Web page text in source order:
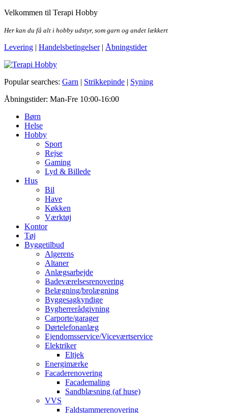
Skip
the
Velkommen til Terapi Hobby
Her kan du få alt i hobby udstyr, som garn og andet lækkert
Levering | Handelsbetingelser| Åbningstider
Terapi Hobby
Popular searches: Garn | Strikkepinde | Syning
Åbningstider: Man-Fre 10:00-16:00
Børn
Helse
Hobby
Sport
Rejse
Gaming
Lyd & Billede
Hus
Bil
Have
Køkken
Værktøj
Kontor
Tøj
Byggetilbud
Algerens
Altaner
Anlægsarbejde
Badeværelsesrenovering
Belægning/brolægning
Byggesagkyndige
Bygherrerådgivning
Carporte/garager
Dørtelefonanlæg
Ejendomsservice/Viceværtservice
Elektriker
Eltjek
Energimærke
Facaderenovering
Facademaling
Sandblæsning (af huse)
VVS
Faldstammerenovering